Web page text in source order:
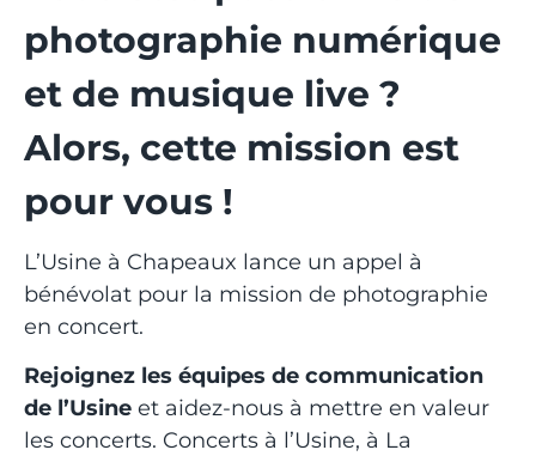
photographie numérique
et de musique live ?
Alors, cette mission est
pour vous !
L’Usine à Chapeaux lance un appel à
bénévolat pour la mission de photographie
en concert.
Rejoignez les équipes de communication
de l’Usine et aidez-nous à mettre en valeur
les concerts. Concerts à l’Usine, à La